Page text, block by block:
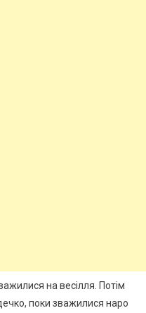
на весілля. Потім
поки зважилися наро